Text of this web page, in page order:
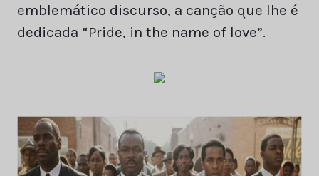
emblemático discurso, a canção que lhe é
dedicada “Pride, in the name of love”.